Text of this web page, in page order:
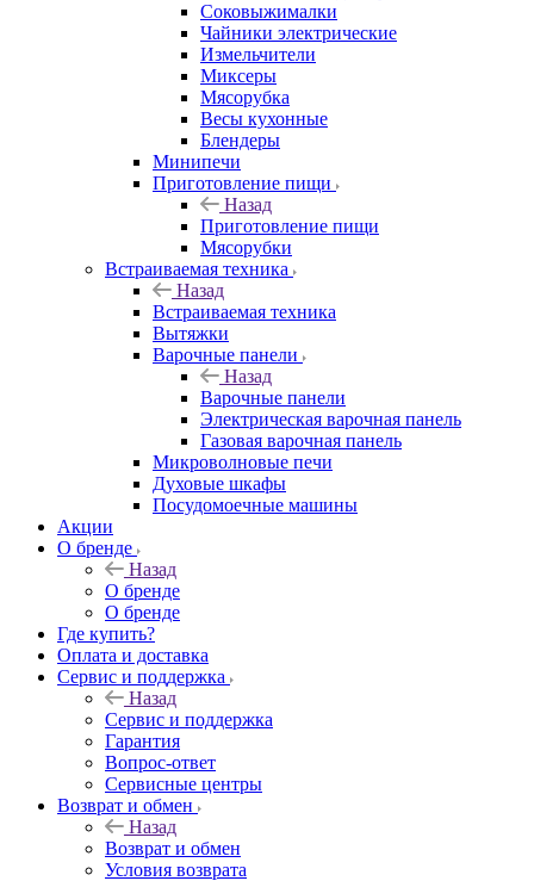
Соковыжималки
Чайники электрические
Измельчители
Миксеры
Мясорубка
Весы кухонные
Блендеры
Минипечи
Приготовление пищи
Назад
Приготовление пищи
Мясорубки
Встраиваемая техника
Назад
Встраиваемая техника
Вытяжки
Варочные панели
Назад
Варочные панели
Электрическая варочная панель
Газовая варочная панель
Микроволновые печи
Духовые шкафы
Посудомоечные машины
Акции
О бренде
Назад
О бренде
О бренде
Где купить?
Оплата и доставка
Сервис и поддержка
Назад
Сервис и поддержка
Гарантия
Вопрос-ответ
Сервисные центры
Возврат и обмен
Назад
Возврат и обмен
Условия возврата